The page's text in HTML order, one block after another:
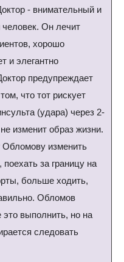
- внимательный и
Он лечит
хорошо
и элегантно
предупреждает
что тот рискует
(удара) через 2-
изменит образ жизни.
Обломову изменить
поехать за границу на
больше ходить,
Обломов
выполнить, но на
следовать